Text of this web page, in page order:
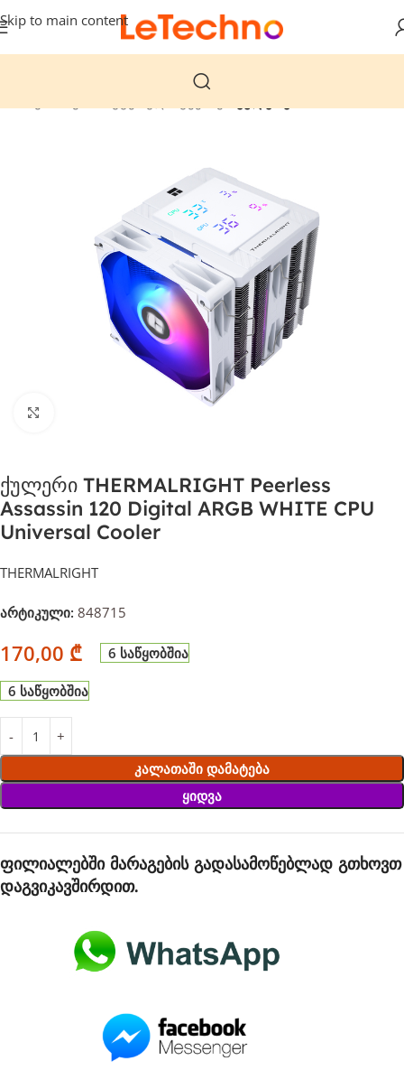
Skip to main content
ქულერი THERMALRIGHT Peerless
Assassin 120 Digital ARGB WHITE CPU
Universal Cooler
THERMALRIGHT
არტიკული: 848715
170,00 ₾ 6 საწყობშია
6 საწყობშია
Კალათაში Დამატება
Ყიდვა
ფილიალებში მარაგების გადასამოწებლად გთხოვთ
დაგვიკავშირდით.